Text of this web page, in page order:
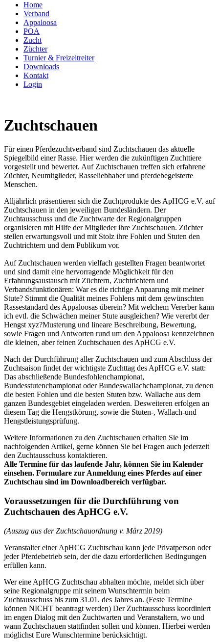
Home
Verband
Appaloosa
POA
Zucht
Züchter
Turnier & Freizeitreiter
Downloads
Kontakt
Login
Zuchtschauen
Für einen Pferdezuchtverband sind Zuchtschauen das aktuelle
Spiegelbild einer Rasse. Hier werden die zukünftigen Zuchttiere
vorgestellt und bewertet. Auf Zuchtschauen treffen sich erfahrene
Züchter, Neumitglieder, Rasseliebhaber und pferdebegeisterte
Menschen.
Alljährlich präsentieren sich die Zuchtprodukte des ApHCG e.V. auf
Zuchtschauen in den jeweiligen Bundesländern. Der
Zuchtausschuss und die Zuchtwarte der Regionalgruppen
organisieren mit Hilfe der Mitglieder ihre Zuchtschauen. Züchter
stellen erwartungsvoll und mit Stolz ihre Fohlen und Stuten den
Zuchtrichtern und dem Publikum vor.
Auf Zuchtschauen werden vielfach gestellten Fragen beantwortet
und sind damit eine hervorragende Möglichkeit für den
Erfahrungsaustausch mit Züchtern, Zuchtrichtern und
Verbandsfunktionären: War es die richtige Anpaarung mit meiner
Stute? Stimmt die Qualität meines Fohlens mit dem gewünschten
Rassestandard des Appaloosas überein? Mit welchem Vererber kann
ich evtl. die Schwächen meiner Stute ausgleichen? Wie vererbt der
Hengst xyz?Musterung und lineare Beschreibung, Bewertung,
sowie Fragen und Antworten rund um den Appaloosa kennzeichnen
die kleinen, aber feinen Zuchtschauen des ApHCG e.V.
Nach der Durchführung aller Zuchtschauen und zum Abschluss der
Zuchtsaison findet der wichtigste Zuchttag des ApHCG e.V. statt:
Das abschließende Bundesfohlenchampionat,
Bundesstutenchampionat oder Bundeswallachchampionat, zu denen
die besten Fohlen und die besten Stuten bzw. Wallache aus dem
ganzen Bundesgebiet eingeladen werden. Desweiteren erfolgen an
diesem Tag die Hengstkörung, sowie die Stuten-, Wallach-und
Hengstleistungsprüfung.
Weitere Informationen zu den Zuchtschauen erhalten Sie im
nachfolgenden Artikel, gerne können Sie bei Fragen auch jederzeit
den Zuchtausschuss kontaktieren.
Alle Termine für das laufende Jahr, können Sie im Kalender
einsehen. Formulare zur Anmeldung eines Pferdes auf einer
Zuchtschau sind im Downloadbereich verfügbar.
Voraussetzungen für die Durchführung von
Zuchtschauen des ApHCG e.V.
(Auszug aus der Zuchtschauordnung v. März 2019)
Veranstalter einer ApHCG Zuchtschau kann jede Privatperson oder
jeder Pferdebetrieb sein, der die dazu erforderlichen Bedingungen
erfüllen kann.
Wer eine ApHCG Zuchtschau abhalten möchte, meldet sich über
seine Regionalgruppe mit seinem Wunschtermin beim
Zuchtausschuss bis zum 31.01. des Jahres an. (Feste Termine
können NICHT beantragt werden) Der Zuchtausschuss koordiniert
im engen Dialog mit den Zuchtwarten und Veranstaltern, wo und
wann Zuchtschauen stattfinden sollen und können. Hierbei werden
möglichst Eure Wunschtermine berücksichtigt.